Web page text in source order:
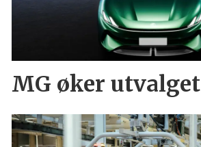
MG øker utvalget